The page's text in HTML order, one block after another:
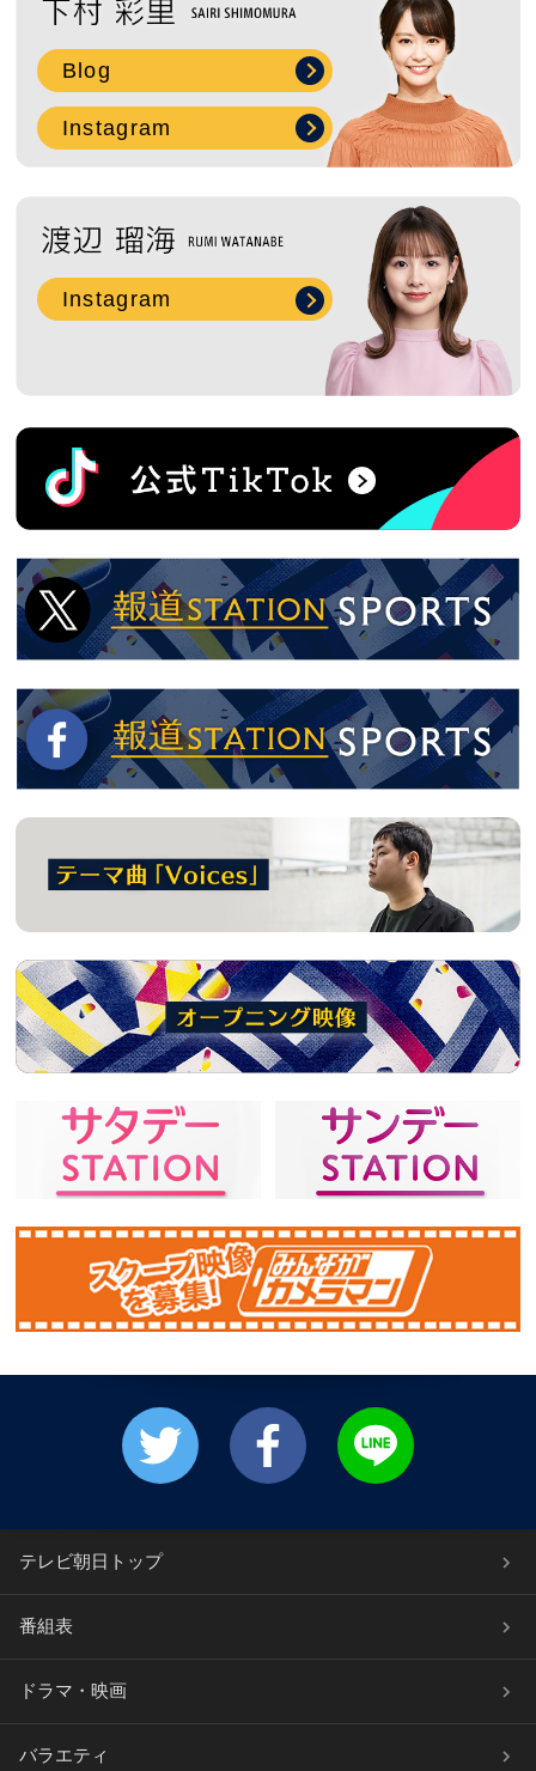
Blog
Instagram
Instagram
テレビ朝日トップ
番組表
ドラマ・映画
バラエティ